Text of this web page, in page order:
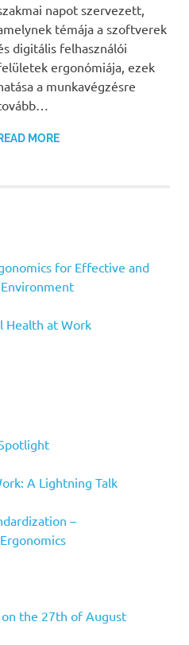
napot szervezett,
témája a szoftverek
digitális felhasználói
ergonómiája, ezek
a munkavégzésre
READ MORE
for Effective and
Health at Work
A Lightning Talk
–
the 27th of August